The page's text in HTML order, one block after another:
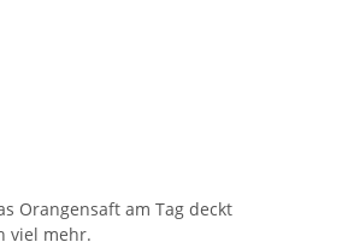
Orangensaft am Tag deckt
viel mehr.